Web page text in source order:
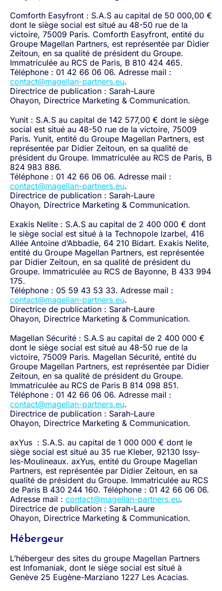
Comforth Easyfront : S.A.S au capital de 50 000,00 €
dont le siège social est situé au 48-50 rue de la
victoire, 75009 Paris. Comforth Easyfront, entité du
Groupe Magellan Partners, est représentée par Didier
Zeitoun, en sa qualité de président du Groupe.
Immatriculée au RCS de Paris, B 810 424 465.
Téléphone : 01 42 66 06 06. Adresse mail :
contact@magellan-partners.eu.
Directrice de publication : Sarah-Laure
Ohayon, Directrice Marketing & Communication.
Yunit : S.A.S au capital de 142 577,00 € dont le siège
social est situé au 48-50 rue de la victoire, 75009
Paris. Yunit, entité du Groupe Magellan Partners, est
représentée par Didier Zeitoun, en sa qualité de
président du Groupe. Immatriculée au RCS de Paris, B
824 983 886.
Téléphone : 01 42 66 06 06. Adresse mail :
contact@magellan-partners.eu.
Directrice de publication : Sarah-Laure
Ohayon, Directrice Marketing & Communication.
Exakis Nelite : S.A.S au capital de 2 400 000 € dont
le siège social est situé à la Technopole Izarbel, 416
Allée Antoine d’Abbadie, 64 210 Bidart. Exakis Nelite,
entité du Groupe Magellan Partners, est représentée
par Didier Zeitoun, en sa qualité de président du
Groupe. Immatriculée au RCS de Bayonne, B 433 994
175.
Téléphone : 05 59 43 53 33. Adresse mail :
contact@magellan-partners.eu.
Directrice de publication : Sarah-Laure
Ohayon, Directrice Marketing & Communication.
Magellan Sécurité : S.A.S au capital de 2 400 000 €
dont le siège social est situé au 48-50 rue de la
victoire, 75009 Paris. Magellan Sécurité, entité du
Groupe Magellan Partners, est représentée par Didier
Zeitoun, en sa qualité de président du Groupe.
Immatriculée au RCS de Paris B 814 098 851.
Téléphone : 01 42 66 06 06. Adresse mail :
contact@magellan-partners.eu.
Directrice de publication : Sarah-Laure
Ohayon, Directrice Marketing & Communication.
axYus : S.A.S. au capital de 1 000 000 € dont le
siège social est situé au 35 rue Kleber, 92130 Issy-
les-Moulineaux. axYus, entité du Groupe Magellan
Partners, est représentée par Didier Zeitoun, en sa
qualité de président du Groupe. Immatriculée au RCS
de Paris B 430 244 160. Téléphone : 01 42 66 06 06.
Adresse mail : contact@magellan-partners.eu.
Directrice de publication : Sarah-Laure
Ohayon, Directrice Marketing & Communication.
Hébergeur
L’hébergeur des sites du groupe Magellan Partners
est Infomaniak, dont le siège social est situé à
Genève 25 Eugène-Marziano 1227 Les Acacias.